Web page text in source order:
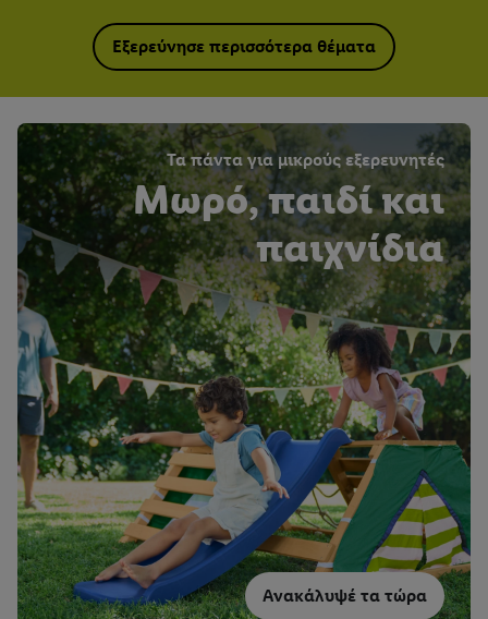
Εξερεύνησε περισσότερα θέματα
Τα πάντα για μικρούς εξερευνητές
Μωρό, παιδί και
παιχνίδια
Ανακάλυψέ τα τώρα